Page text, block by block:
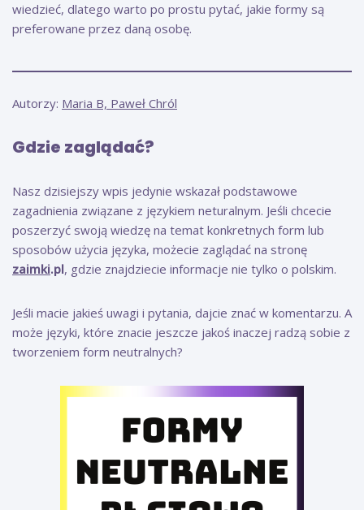
wiedzieć, dlatego warto po prostu pytać, jakie formy są
preferowane przez daną osobę.
Autorzy: Maria B, Paweł Chról
Gdzie zaglądać?
Nasz dzisiejszy wpis jedynie wskazał podstawowe
zagadnienia związane z językiem neturalnym. Jeśli chcecie
poszerzyć swoją wiedzę na temat konkretnych form lub
sposobów użycia języka, możecie zaglądać na stronę
zaimki.pl, gdzie znajdziecie informacje nie tylko o polskim.
Jeśli macie jakieś uwagi i pytania, dajcie znać w komentarzu. A
może języki, które znacie jeszcze jakoś inaczej radzą sobie z
tworzeniem form neutralnych?